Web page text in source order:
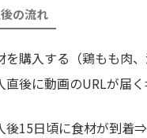
の流れ
を購入する（鶏もも肉、
直後に動画のURLが届
後15日頃に食材が到着